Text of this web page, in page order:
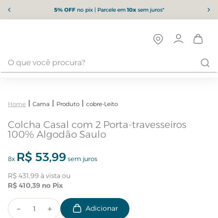
5% OFFno pix | Parcele em10xsem juros*
Cama Produto cobre-Leito
Colcha Casal com 2 Porta-travesseiros
100% Algodão Saulo
8x R$ 53,99 sem juros
R$ 431,99
R$ 410,39
＋
－